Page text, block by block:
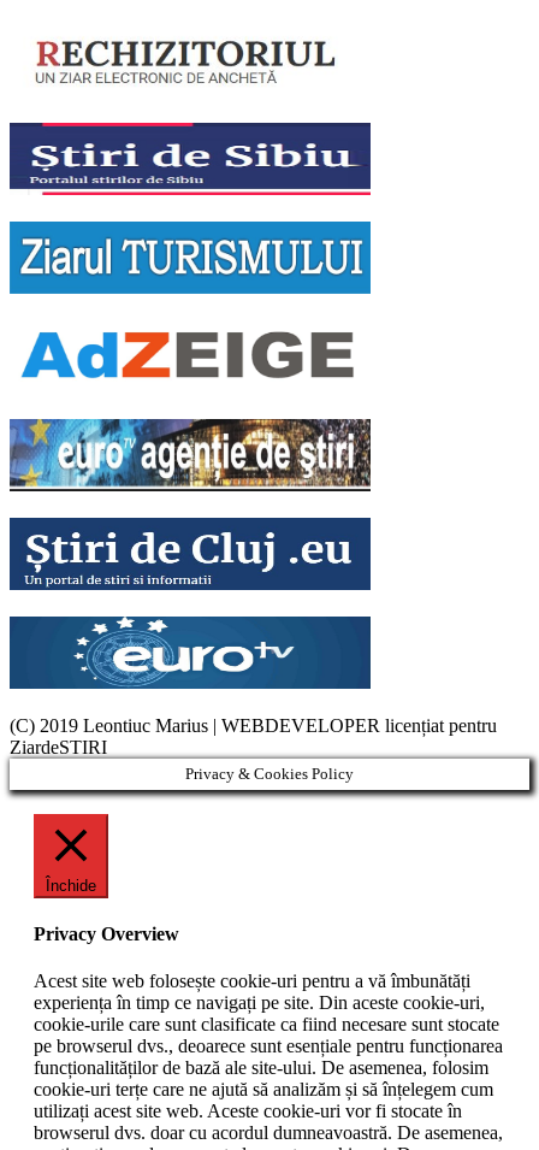
(C) 2019 Leontiuc Marius | WEBDEVELOPER licențiat pentru
ZiardeSTIRI
Privacy & Cookies Policy
Închide
Privacy Overview
Acest site web folosește cookie-uri pentru a vă îmbunătăți
experiența în timp ce navigați pe site. Din aceste cookie-uri,
cookie-urile care sunt clasificate ca fiind necesare sunt stocate
pe browserul dvs., deoarece sunt esențiale pentru funcționarea
funcționalităților de bază ale site-ului. De asemenea, folosim
cookie-uri terțe care ne ajută să analizăm și să înțelegem cum
utilizați acest site web. Aceste cookie-uri vor fi stocate în
browserul dvs. doar cu acordul dumneavoastră. De asemenea,